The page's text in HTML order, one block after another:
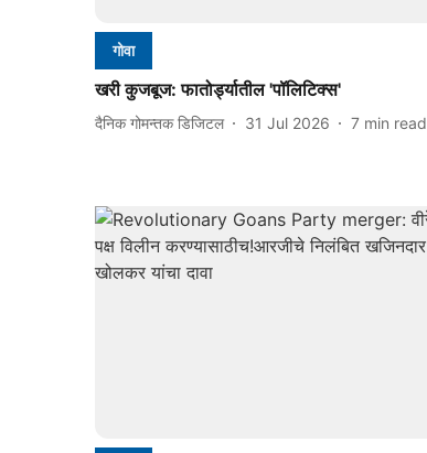
गोवा
खरी कुजबूज: फातोर्ड्यातील 'पॉलिटिक्स'
दैनिक गोमन्तक डिजिटल 31 Jul 2026 7 min read